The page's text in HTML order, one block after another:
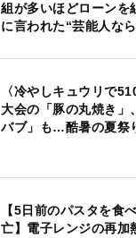
組が多いほどローンを
に言われた“芸能人な
〈冷やしキュウリで
大会の「豚の丸焼き」
バブ」も…酷暑の夏祭
【5日前のパスタを食
亡】電子レンジの再加